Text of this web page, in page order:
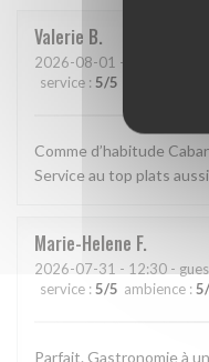
Valerie B
2026-08-01 - 13:15 -
service : 5/5
Comme d’habitude
Service au top plats
Marie-Helene F
2026-07-31 - 12:30 -
service : 5/5 ambience : 5
Parfait. Gastronomie à